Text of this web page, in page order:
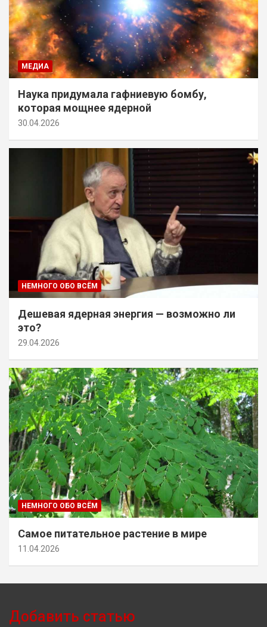
МЕДИА
Наука придумала гафниевую бомбу,
которая мощнее ядерной
30.04.2026
НЕМНОГО ОБО ВСЁМ
Дешевая ядерная энергия — возможно ли
это?
29.04.2026
НЕМНОГО ОБО ВСЁМ
Самое питательное растение в мире
11.04.2026
Добавить статью